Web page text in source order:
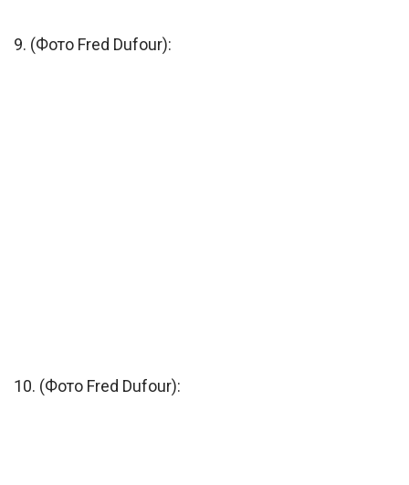
9. (Фото Fred Dufour):
10. (Фото Fred Dufour):